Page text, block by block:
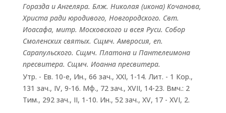
ГораздаиАнгеляра. Блж. Николая (икона) Кочанова,
Христа ради юродивого, Новгородского. Свт.
Иоасафа, митр. Московского и всея Руси. Собор
Смоленских святых. Сщмч.Амвросия, еп.
Сарапульского. Сщмч. Платонаи Пантелеимона
пресвитера. Сщмч. Иоаннапресвитера.
Утр. - Ев. 10-е, Ин., 66 зач., XXI, 1-14. Лит. - 1 Кор.,
131 зач., IV, 9-16. Мф., 72 зач., XVII, 14-23. Вмч.: 2
Тим., 292 зач., II, 1-10. Ин., 52 зач., XV, 17 - XVI, 2.